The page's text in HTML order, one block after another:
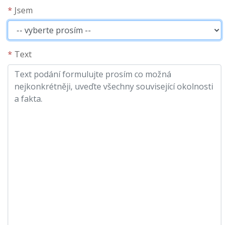
* Jsem
* Text